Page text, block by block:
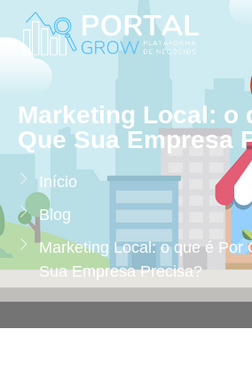
Marketing Local: o
Que Sua Empresa
Início
Blog
Marketing Local: o que é Por
Sua Empresa Precisa?